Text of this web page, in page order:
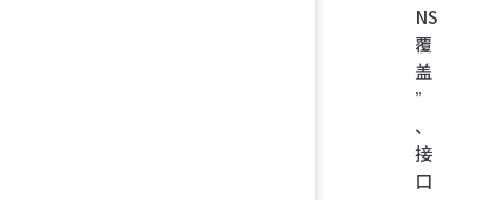
NS
覆
盖
”
、
接
口